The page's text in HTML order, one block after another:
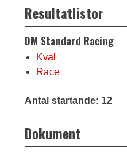
Resultatlistor
DM Standard Racing
Kval
Race
Antal startande: 12
Dokument